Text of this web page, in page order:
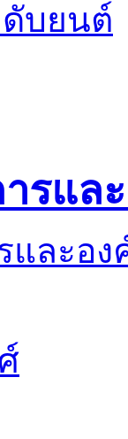
ดับยนต์
รแล